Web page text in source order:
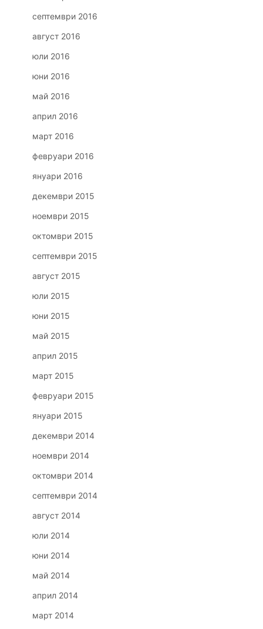
септември 2016
август 2016
юли 2016
юни 2016
май 2016
април 2016
март 2016
февруари 2016
януари 2016
декември 2015
ноември 2015
октомври 2015
септември 2015
август 2015
юли 2015
юни 2015
май 2015
април 2015
март 2015
февруари 2015
януари 2015
декември 2014
ноември 2014
октомври 2014
септември 2014
август 2014
юли 2014
юни 2014
май 2014
април 2014
март 2014